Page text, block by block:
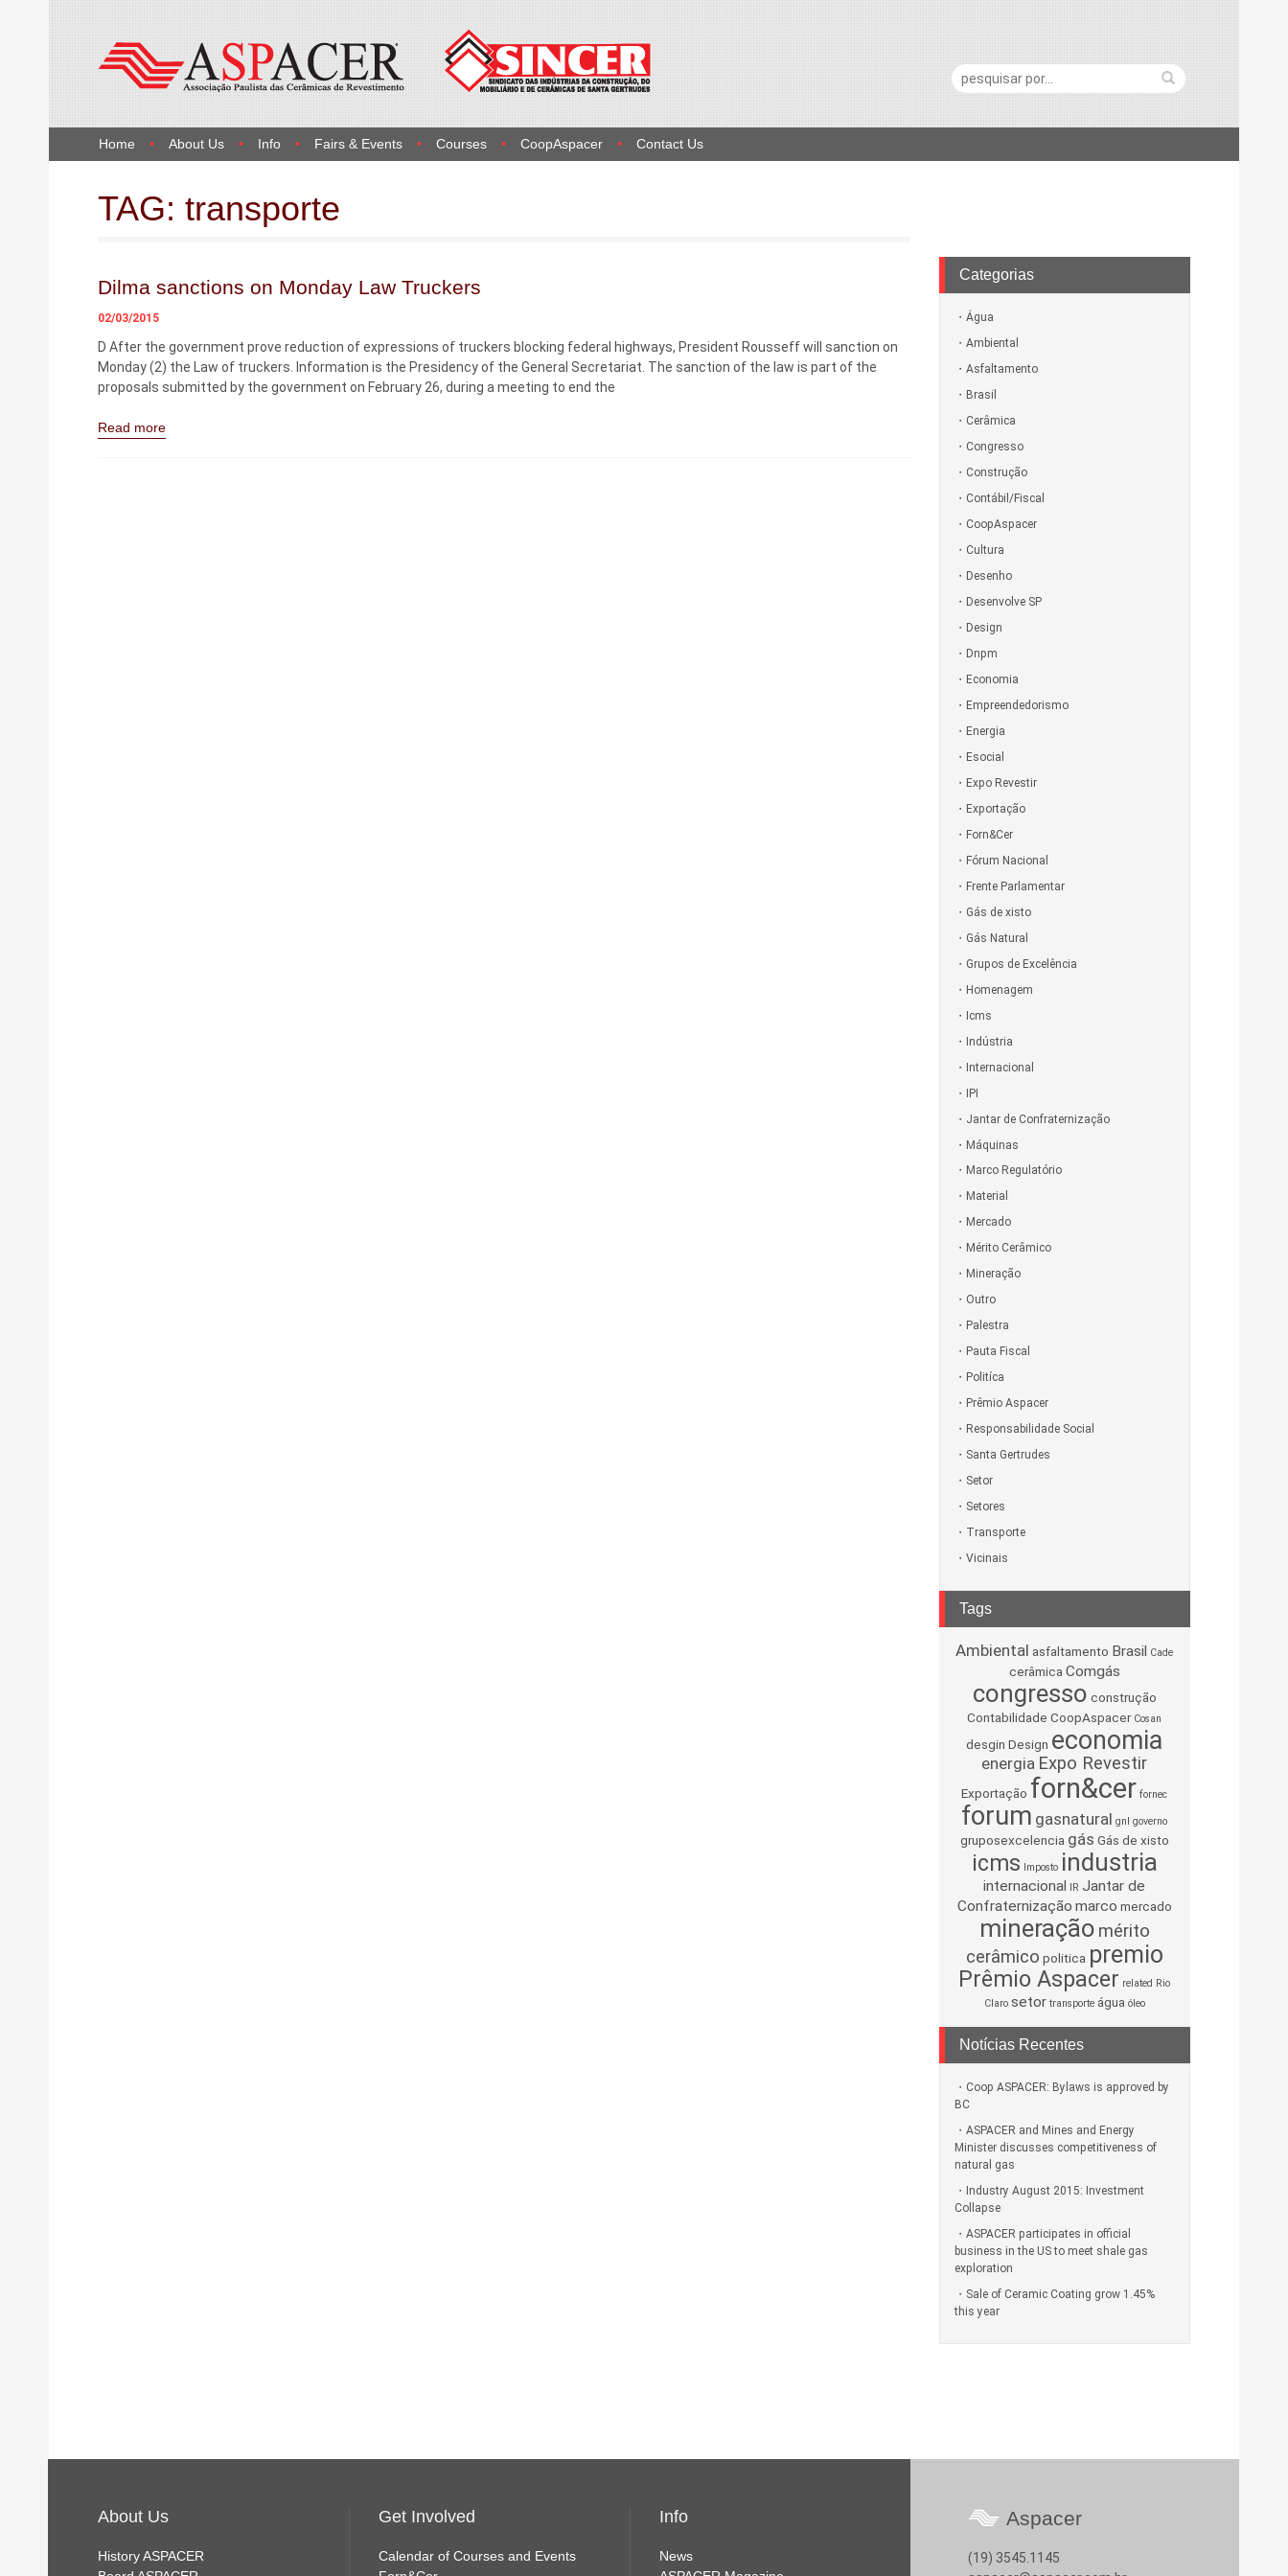
Home About Us Info Fairs & Events Courses CoopAspacer Contact Us
Pesquisa:
TAG: transporte
Dilma sanctions on Monday Law Truckers
02/03/2015
D After the government prove reduction of expressions of truckers blocking federal highways, President Rousseff will sanction on
Monday (2) the Law of truckers. Information is the Presidency of the General Secretariat. The sanction of the law is part of the
proposals submitted by the government on February 26, during a meeting to end the
Read more
Categorias
Água
Ambiental
Asfaltamento
Brasil
Cerâmica
Congresso
Construção
Contábil/Fiscal
CoopAspacer
Cultura
Desenho
Desenvolve SP
Design
Dnpm
Economia
Empreendedorismo
Energia
Esocial
Expo Revestir
Exportação
Forn&Cer
Fórum Nacional
Frente Parlamentar
Gás de xisto
Gás Natural
Grupos de Excelência
Homenagem
Icms
Indústria
Internacional
IPI
Jantar de Confraternização
Máquinas
Marco Regulatório
Material
Mercado
Mérito Cerâmico
Mineração
Outro
Palestra
Pauta Fiscal
Politíca
Prêmio Aspacer
Responsabilidade Social
Santa Gertrudes
Setor
Setores
Transporte
Vicinais
Tags
Ambiental asfaltamento Brasil Cade
cerâmica Comgás
congresso construção
Contabilidade CoopAspacer Cosan
desgin Design economia
energia Expo Revestir
Exportação forn&cer fornec
forum gasnatural gnl governo
gruposexcelencia gás Gás de xisto
icms Imposto industria
internacional IR Jantar de
Confraternização marco mercado
mineração mérito
cerâmico politica premio
Prêmio Aspacer related Rio
Claro setor transporte água óleo
Notícias Recentes
Coop ASPACER: Bylaws is approved by
BC
ASPACER and Mines and Energy
Minister discusses competitiveness of
natural gas
Industry August 2015: Investment
Collapse
ASPACER participates in official
business in the US to meet shale gas
exploration
Sale of Ceramic Coating grow 1.45%
this year
About Us
History ASPACER
Get Involved
Calendar of Courses and Events
Info
News
Aspacer
(19) 3545.1145